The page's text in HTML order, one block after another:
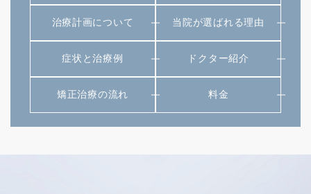
治療計画について 当院が選ばれる理由
症状と治療例 ドクター紹介
矯正治療の流れ 料金